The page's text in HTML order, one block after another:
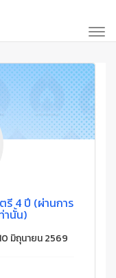
4 ปี (ผ่านการ
านั้น)
มิถุนายน 2569